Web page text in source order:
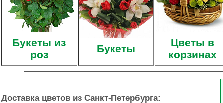
Букеты из
роз
Букеты
Цветы в
корзинах
Доставка цветов из Санкт-Петербурга: